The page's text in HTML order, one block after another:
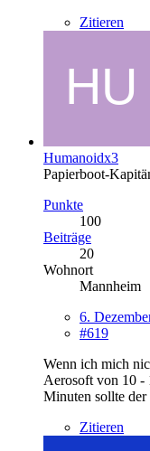
Zitieren
Humanoidx3
Papierboot-
Punkte
100
Beiträge
20
Wohnort
Mannheim
6.
#619
Wenn ich mich
Aerosoft von 10 -
Minuten sollte
Zitieren